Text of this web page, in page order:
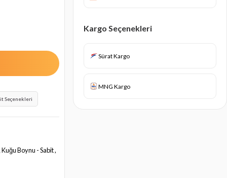
Seçenekleri
Boynu - Sabit ,
Kargo Seçenekleri
Sürat Kargo
MNG Kargo